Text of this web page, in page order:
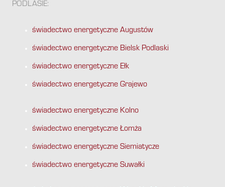
PODLASIE:
świadectwo energetyczne Augustów
świadectwo energetyczne Bielsk Podlaski
świadectwo energetyczne Ełk
świadectwo energetyczne Grajewo
świadectwo energetyczne Kolno
świadectwo energetyczne Łomża
świadectwo energetyczne Siemiatycze
świadectwo energetyczne Suwałki